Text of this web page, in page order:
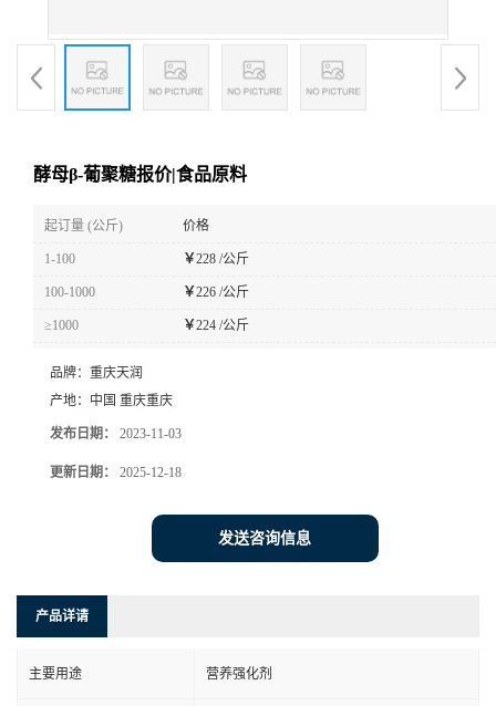
酵母β-葡聚糖报价|食品原料
起订量 (公斤) 价格
1-100 ￥228 /公斤
100-1000 ￥226 /公斤
≥1000 ￥224 /公斤
品牌： 重庆天润
产地： 中国 重庆重庆
发布日期： 2023-11-03
更新日期： 2025-12-18
发送咨询信息
产品详请
主要用途 营养强化剂